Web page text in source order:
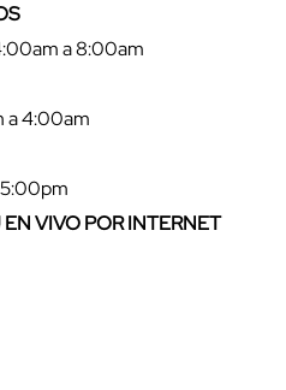
a 8:00am
a 4:00am
VIVO POR INTERNET